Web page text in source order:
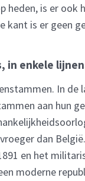
heden, is er ook
is er geen
in enkele
In de
aan hun
dan
en het
moderne